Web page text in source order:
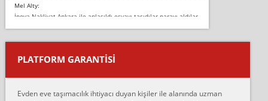
Mel Alty:
İnova Nakliyat Ankara ile anlaşıldı eşyayı taşıdılar parayı aldılar.
Salon duvarına bir baktım birisi boydan alüminyum renkli bantı
yapıştırm...
Murat:
çalıştıklarını, müş...
PLATFORM GARANTİSİ
Evden eve taşımacılık ihtiyacı duyan kişiler ile alanında uzman